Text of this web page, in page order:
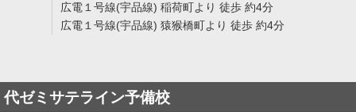
広電１号線(宇品線) 稲荷町より 徒歩 約4分
広電１号線(宇品線) 猿猴橋町より 徒歩 約4分
代ゼミサテライン予備校